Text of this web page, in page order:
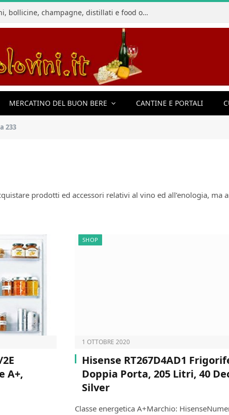
La Champagnerie: vini, bollicine, champagne, distillati e food online
MERCATINO DEL BUON BERE CANTINE E PORTALI
233
prodotti ed accessori relativi al vino ed all’enologia, ma
A+,
SHOP
1 OTTOBRE 2020
Hisense RT267D4AD1
Doppia Porta, 205 Litri, 40
Silver
Classe energetica A+Marchio: